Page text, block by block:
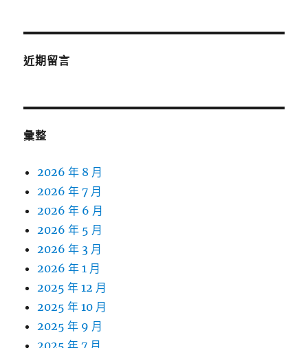
近期留言
彙整
2026 年 8 月
2026 年 7 月
2026 年 6 月
2026 年 5 月
2026 年 3 月
2026 年 1 月
2025 年 12 月
2025 年 10 月
2025 年 9 月